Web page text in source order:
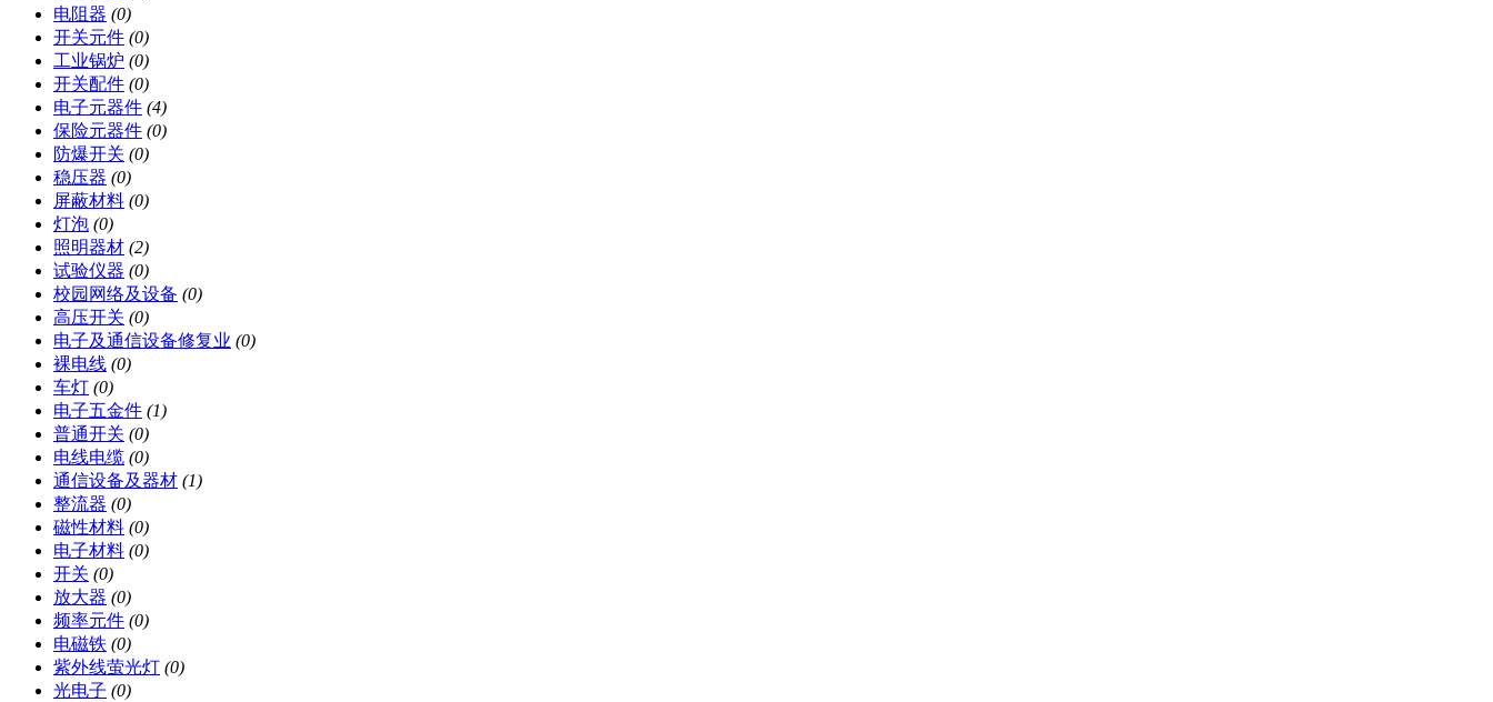
电阻器 (0)
开关元件 (0)
工业锅炉 (0)
开关配件 (0)
电子元器件 (4)
保险元器件 (0)
防爆开关 (0)
稳压器 (0)
屏蔽材料 (0)
灯泡 (0)
照明器材 (2)
试验仪器 (0)
校园网络及设备 (0)
高压开关 (0)
电子及通信设备修复业 (0)
裸电线 (0)
车灯 (0)
电子五金件 (1)
普通开关 (0)
电线电缆 (0)
通信设备及器材 (1)
整流器 (0)
磁性材料 (0)
电子材料 (0)
开关 (0)
放大器 (0)
频率元件 (0)
电磁铁 (0)
紫外线萤光灯 (0)
光电子 (0)